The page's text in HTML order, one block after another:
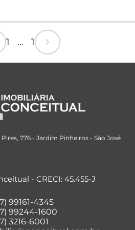
1 ... 1 chevron_right
776- Jardim Pinheiros- São José
- CRECI: 45.455-J
99161-4345
99244-1600
3216-6001